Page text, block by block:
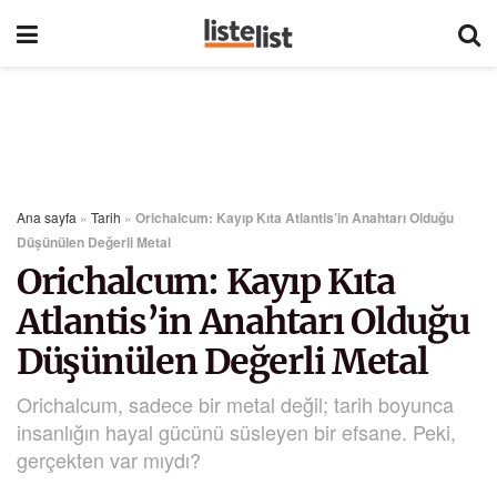
Ana sayfa » Tarih » Orichalcum: Kayıp Kıta Atlantis’in Anahtarı Olduğu
Düşünülen Değerli Metal
Orichalcum: Kayıp Kıta
Atlantis’in Anahtarı Olduğu
Düşünülen Değerli Metal
Orichalcum, sadece bir metal değil; tarih boyunca
insanlığın hayal gücünü süsleyen bir efsane. Peki,
gerçekten var mıydı?